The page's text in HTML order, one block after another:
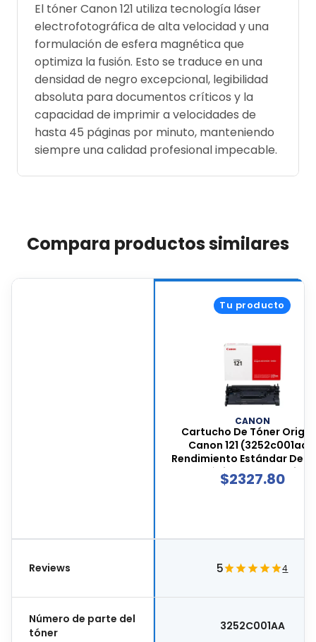
El tóner Canon 121 utiliza tecnología láser
electrofotográfica de alta velocidad y una
formulación de esfera magnética que
optimiza la fusión. Esto se traduce en una
densidad de negro excepcional, legibilidad
absoluta para documentos críticos y la
capacidad de imprimir a velocidades de
hasta 45 páginas por minuto, manteniendo
siempre una calidad profesional impecable.
Compara productos similares
Tu producto
CANON
Cartucho De Tóner
Canon 121 (3252c001aa),
Rendimiento Estándar De
Páginas, Para Serie
Imageclass, Color
$2327.80
Reviews 5 4
Número de parte del
tóner
3252C001AA